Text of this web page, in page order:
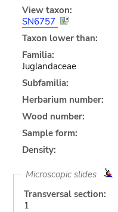
View taxon:
SN6757
Taxon lower than:
Familia:
Juglandaceae
Subfamilia:
Herbarium number:
Wood number:
Sample form:
Density:
Microscopic slides
Transversal section:
1